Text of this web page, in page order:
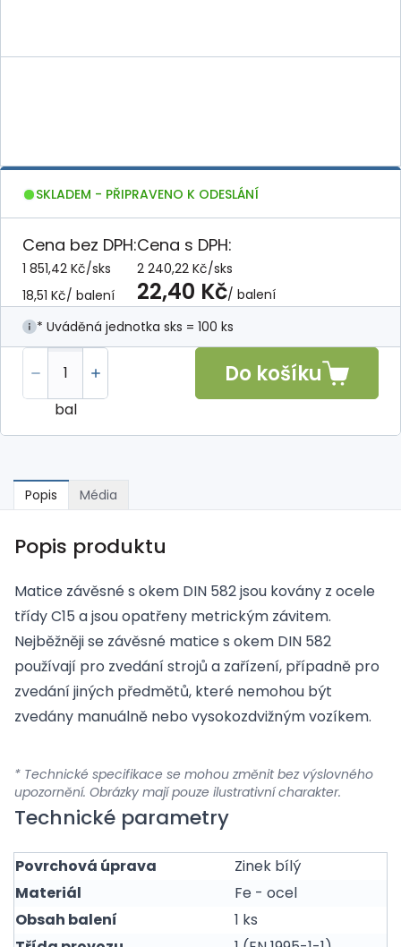
SKLADEM - PŘIPRAVENO K ODESLÁNÍ
Cena bez DPH:
1 851,42 Kč/sks
18,51 Kč/ balení
Cena s DPH:
2 240,22 Kč/sks
22,40 Kč/ balení
* Uváděná jednotka sks = 100 ks
bal
Do košíku
Popis Média
Popis produktu
Matice závěsné s okem DIN 582 jsou kovány z ocele
třídy C15 a jsou opatřeny metrickým závitem.
Nejběžněji se závěsné matice s okem DIN 582
používají pro zvedání strojů a zařízení, případně pro
zvedání jiných předmětů, které nemohou být
zvedány manuálně nebo vysokozdvižným vozíkem.
* Technické specifikace se mohou změnit bez výslovného
upozornění. Obrázky mají pouze ilustrativní charakter.
Technické parametry
Povrchová úprava
Zinek bílý
Materiál
Fe - ocel
Obsah balení
1 ks